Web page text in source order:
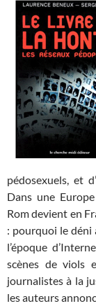
pédosexuels, et
Dans une
Rom devient en
: pourquoi le déni
l’époque
scènes de viols
journalistes à la
les auteurs